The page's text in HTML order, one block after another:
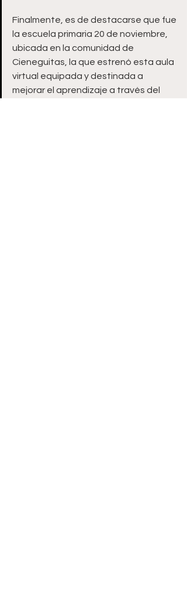
Finalmente, es de destacarse que fue
la escuela primaria 20 de noviembre,
ubicada en la comunidad de
Cieneguitas, la que estrenó esta aula
virtual equipada y destinada a
mejorar el aprendizaje a través del